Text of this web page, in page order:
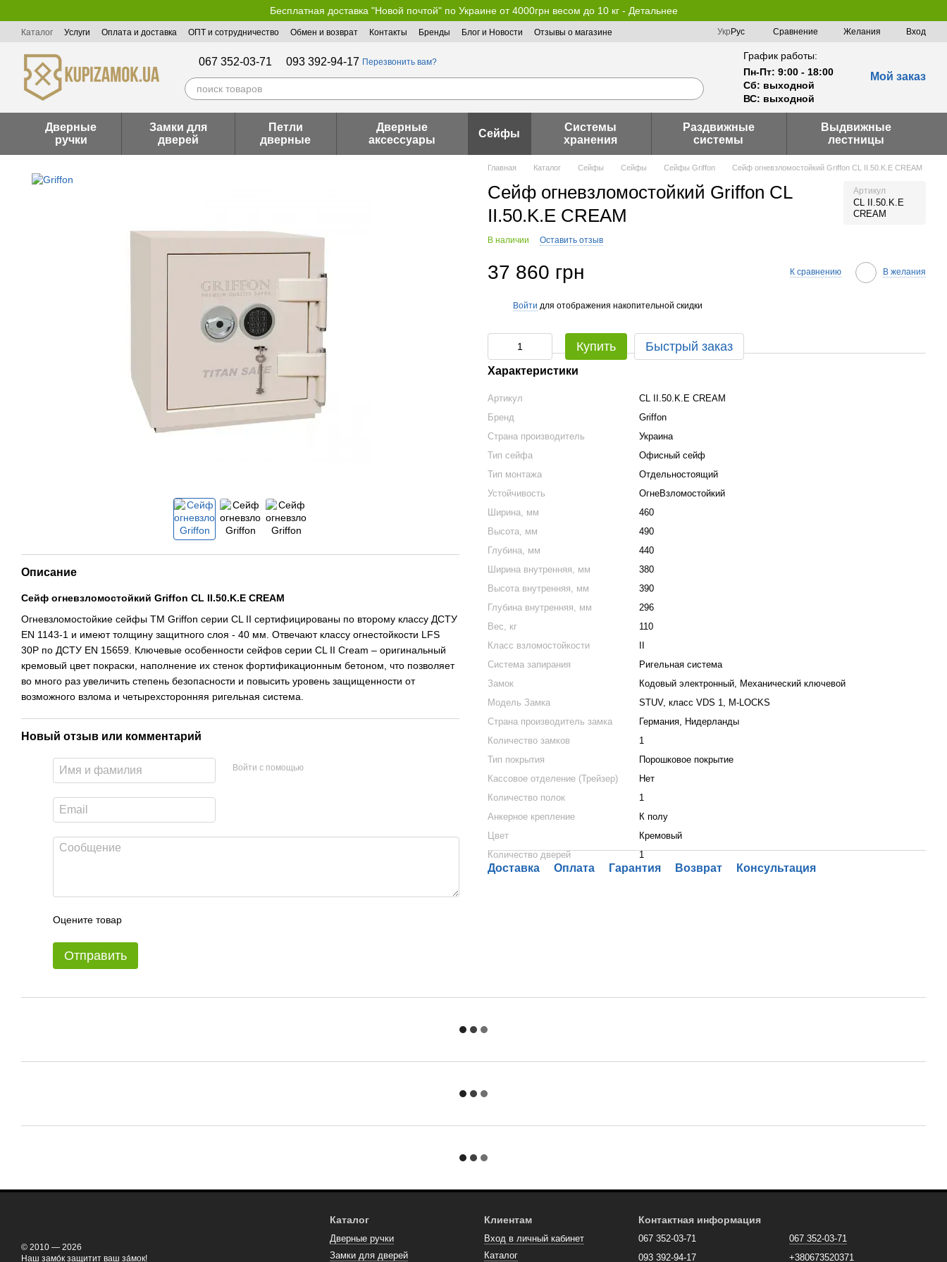
Бесплатная доставка "Новой почтой" по Украине от 4000грн весом до 10 кг - Детальнее
Каталог Услуги Оплата и доставка ОПТ и сотрудничество Обмен и возврат Контакты Бренды Блог и Новости
Отзывы о магазине
Укр Рус Сравнение Желания Вход
067 352-03-71 093 392-94-17 Перезвонить вам?
График работы:
Пн-Пт: 9:00 - 18:00
Сб: выходной
ВС: выходной
Мой заказ
Дверные
ручки
Замки для
дверей
Петли
дверные
Дверные
аксессуары
Сейфы
Системы
хранения
Раздвижные
системы
Выдвижные
лестницы
Описание
Сейф огневзломостойкий Griffon CL II.50.K.Е CREAM
Огневзломостойкие сейфы TM Griffon серии CL II сертифицированы по второму классу ДСТУ
EN 1143-1 и имеют толщину защитного слоя - 40 мм. Отвечают классу огнестойкости LFS
30P по ДСТУ EN 15659. Ключевые особенности сейфов серии CL II Cream – оригинальный
кремовый цвет покраски, наполнение их стенок фортификационным бетоном, что позволяет
во много раз увеличить степень безопасности и повысить уровень защищенности от
возможного взлома и четырехсторонняя ригельная система.
Новый отзыв или комментарий
Войти с помощью
Оцените товар
Отправить
Главная Каталог Сейфы Сейфы Сейфы Griffon Сейф огневзломостойкий Griffon CL II.50.K.Е CREAM
Сейф огневзломостойкий Griffon CL
II.50.K.Е CREAM
Артикул
CL II.50.K.Е
CREAM
В наличии Оставить отзыв
37 860 грн К сравнению В желания
Войти для отображения накопительной скидки
Купить Быстрый заказ
Характеристики
Артикул
CL II.50.K.Е CREAM
Бренд
Griffon
Страна производитель
Украина
Тип сейфа
Офисный сейф
Тип монтажа
Отдельностоящий
Устойчивость
ОгнеВзломостойкий
Ширина, мм
460
Высота, мм
490
Глубина, мм
440
Ширина внутренняя, мм
380
Высота внутренняя, мм
390
Глубина внутренняя, мм
296
Вес, кг
110
Класс взломостойкости
Система запирания
Ригельная система
Замок
Кодовый электронный, Механический ключевой
Модель Замка
STUV, класс VDS 1, M-LOCKS
Страна производитель замка
Германия, Нидерланды
Количество замков
1
Тип покрытия
Порошковое покрытие
Кассовое отделение (Трейзер)
Нет
Количество полок
1
Анкерное крепление
К полу
Цвет
Кремовый
Количество дверей
1
Доставка Оплата Гарантия Возврат Консультация
© 2010 — 2026
Наш замо́к защитит ваш за́мок!
Каталог
Дверные ручки
Замки для дверей
Клиентам
Вход в личный кабинет
Каталог
Контактная информация
067 352-03-71
093 392-94-17
067 352-03-71
+380673520371